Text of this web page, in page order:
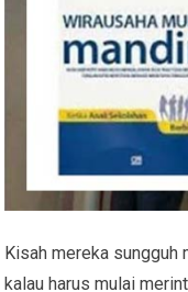
Kisah mereka sungguh
kalau harus mulai